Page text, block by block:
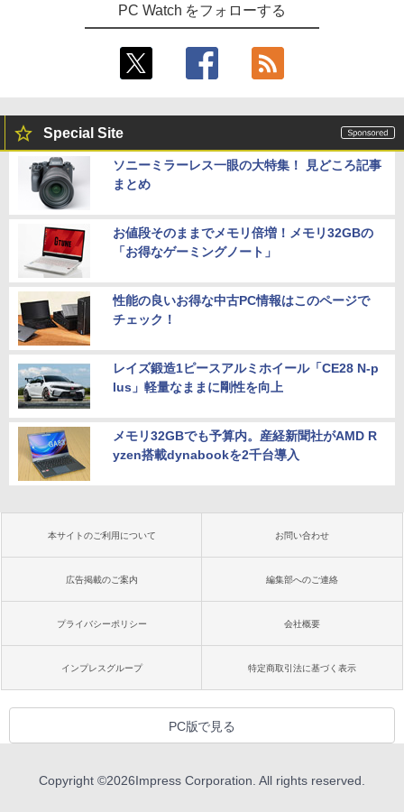
PC Watch をフォローする
Special Site
ソニーミラーレス一眼の大特集！ 見どころ記事
まとめ
お値段そのままでメモリ倍増！メモリ32GBの
「お得なゲーミングノート」
性能の良いお得な中古PC情報はこのページで
チェック！
レイズ鍛造1ピースアルミホイール「CE28 N-p
lus」軽量なままに剛性を向上
メモリ32GBでも予算内。産経新聞社がAMD R
yzen搭載dynabookを2千台導入
本サイトのご利用について お問い合わせ
広告掲載のご案内 編集部へのご連絡
プライバシーポリシー 会社概要
インプレスグループ 特定商取引法に基づく表示
PC版で見る
Copyright ©2026Impress Corporation. All rights reserved.